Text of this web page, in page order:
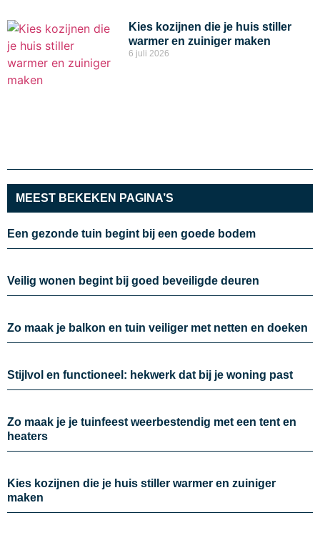
Kies kozijnen die je huis stiller
warmer en zuiniger maken
6 juli 2026
MEEST BEKEKEN PAGINA’S
Een gezonde tuin begint bij een goede bodem
Veilig wonen begint bij goed beveiligde deuren
Zo maak je balkon en tuin veiliger met netten en doeken
Stijlvol en functioneel: hekwerk dat bij je woning past
Zo maak je je tuinfeest weerbestendig met een tent en
heaters
Kies kozijnen die je huis stiller warmer en zuiniger
maken